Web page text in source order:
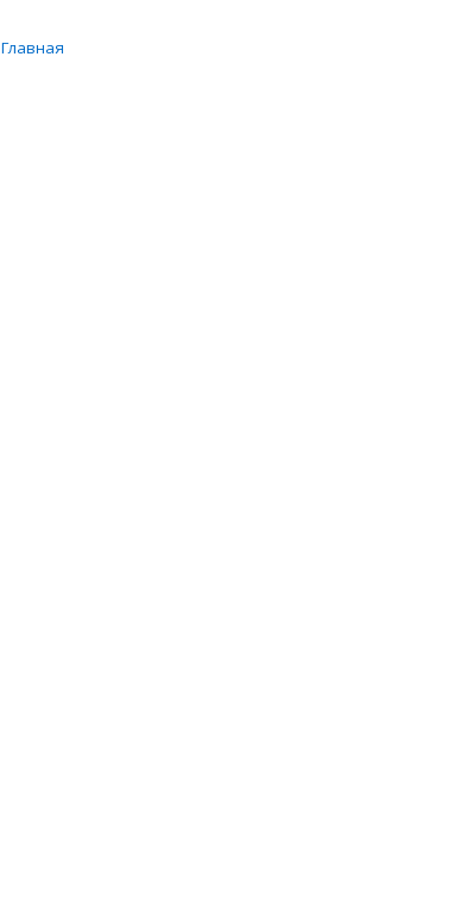
Главная